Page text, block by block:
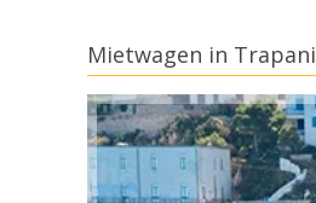
Mietwagen in Trapani